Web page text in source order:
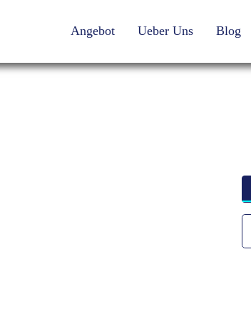
Angebot Ueber Uns Blog